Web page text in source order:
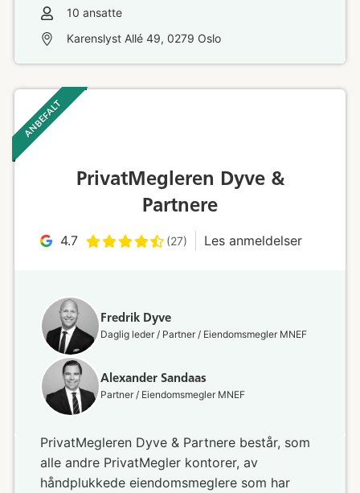
10 ansatte
Karenslyst Allé 49, 0279 Oslo
ANBEFALT ‎ ‎ ‎
PrivatMegleren Dyve &
Partnere
4.7 (27) Les anmeldelser
Fredrik Dyve
Daglig leder / Partner / Eiendomsmegler MNEF
Alexander Sandaas
Partner / Eiendomsmegler MNEF
PrivatMegleren Dyve & Partnere består, som
alle andre PrivatMegler kontorer, av
håndplukkede eiendomsmeglere som har